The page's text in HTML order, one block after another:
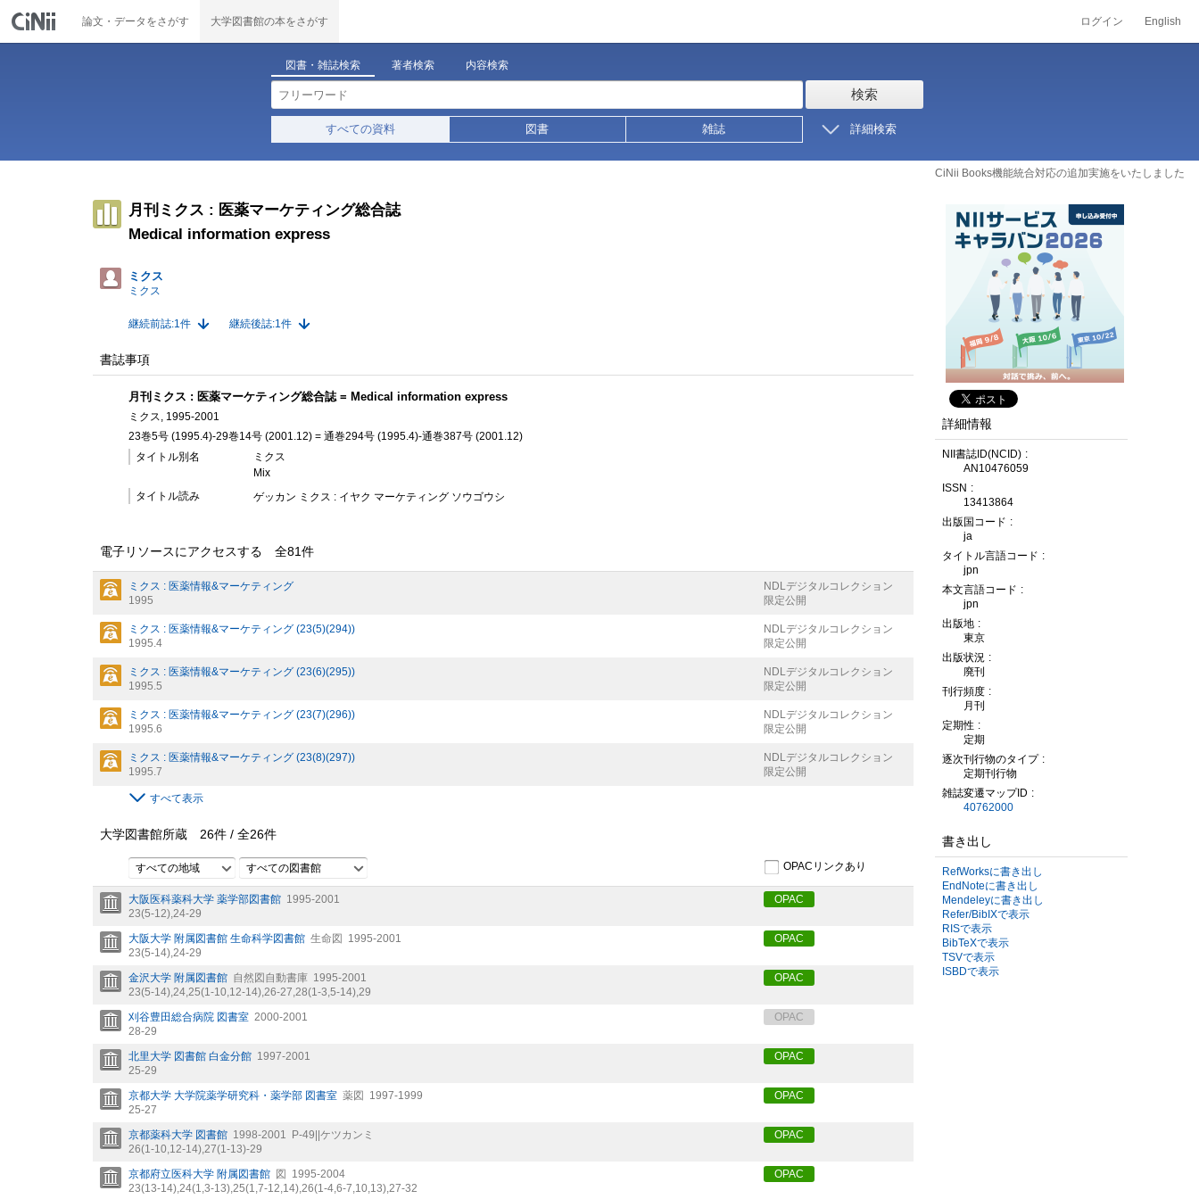
論文・データをさがす 大学図書館の本をさがす ログイン English
図書・雑誌検索 著者検索 内容検索
検索
すべての資料 図書 雑誌 詳細検索
CiNii Books機能統合対応の追加実施をいたしました
月刊ミクス : 医薬マーケティング総合誌
Medical information express
ミクス
ミクス
継続前誌:1件 継続後誌:1件
書誌事項
月刊ミクス : 医薬マーケティング総合誌 = Medical information express
ミクス, 1995-2001
23巻5号 (1995.4)-29巻14号 (2001.12) = 通巻294号 (1995.4)-通巻387号 (2001.12)
タイトル別名
ミクス
Mix
タイトル読み
ゲッカン ミクス : イヤク マーケティング ソウゴウシ
電子リソースにアクセスする 全81件
ミクス : 医薬情報&マーケティング
1995
NDLデジタルコレクション
限定公開
ミクス : 医薬情報&マーケティング (23(5)(294))
1995.4
NDLデジタルコレクション
限定公開
ミクス : 医薬情報&マーケティング (23(6)(295))
1995.5
NDLデジタルコレクション
限定公開
ミクス : 医薬情報&マーケティング (23(7)(296))
1995.6
NDLデジタルコレクション
限定公開
ミクス : 医薬情報&マーケティング (23(8)(297))
1995.7
NDLデジタルコレクション
限定公開
すべて表示
大学図書館所蔵 26件 / 全26件
すべての地域 すべての図書館 OPACリンクあり
大阪医科薬科大学 薬学部図書館 1995-2001
23(5-12), 24-29
OPAC
大阪大学 附属図書館 生命科学図書館 生命図 1995-2001
23(5-14), 24-29
OPAC
金沢大学 附属図書館 自然図自動書庫 1995-2001
23(5-14), 24, 25(1-10, 12-14), 26-27, 28(1-3, 5-14), 29
OPAC
刈谷豊田総合病院 図書室 2000-2001
28-29
OPAC
北里大学 図書館 白金分館 1997-2001
25-29
OPAC
京都大学 大学院薬学研究科・薬学部 図書室 薬図 1997-1999
25-27
OPAC
京都薬科大学 図書館 1998-2001
P-49||ケツカンミ
26(1-10, 12-14), 27(1-13)-29
OPAC
京都府立医科大学 附属図書館 図 1995-2004
23(13-14), 24(1, 3-13), 25(1, 7-12, 14), 26(1-4, 6-7, 10, 13), 27-32
OPAC
詳細情報
NII書誌ID(NCID)
AN10476059
ISSN
13413864
出版国コード
ja
タイトル言語コード
jpn
本文言語コード
jpn
出版地
東京
出版状況
廃刊
刊行頻度
月刊
定期性
定期
逐次刊行物のタイプ
定期刊行物
雑誌変遷マップID
40762000
書き出し
RefWorksに書き出し
EndNoteに書き出し
Mendeleyに書き出し
Refer/BibIXで表示
RISで表示
BibTeXで表示
TSVで表示
ISBDで表示